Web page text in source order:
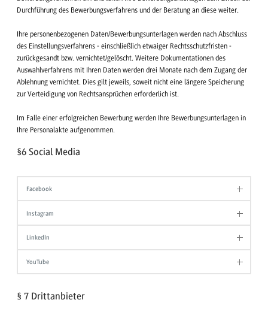
Durchführung des Bewerbungsverfahrens und der Beratung an diese weiter.
Ihre personenbezogenen Daten/Bewerbungsunterlagen werden nach Abschluss
des Einstellungsverfahrens - einschließlich etwaiger Rechtsschutzfristen -
zurückgesandt bzw. vernichtet/gelöscht. Weitere Dokumentationen des
Auswahlverfahrens mit Ihren Daten werden drei Monate nach dem Zugang der
Ablehnung vernichtet. Dies gilt jeweils, soweit nicht eine längere Speicherung
zur Verteidigung von Rechtsansprüchen erforderlich ist.
Im Falle einer erfolgreichen Bewerbung werden Ihre Bewerbungsunterlagen in
Ihre Personalakte aufgenommen.
§6 Social Media
Facebook
Instagram
LinkedIn
YouTube
§ 7 Drittanbieter